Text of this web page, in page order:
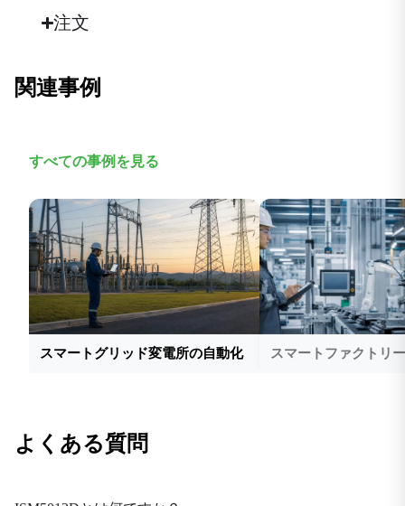
スパニングツリーアルゴリズム
優先キューイング
IEEE 802.1s
IEEE 802.1w
ラピッドスパニングツリー
IEEE 802.1x
認証
IEEE 802.3
イーサネット
IEEE 802.3ac
リンク集約
注文
関連事例
スマートグリッド変電所の自動化 スマートファクトリー
すべての事例を見る
よくある質問